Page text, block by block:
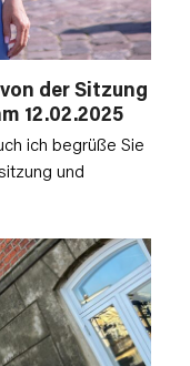
der Sitzung
12.02.2025
ich begrüße Sie
und